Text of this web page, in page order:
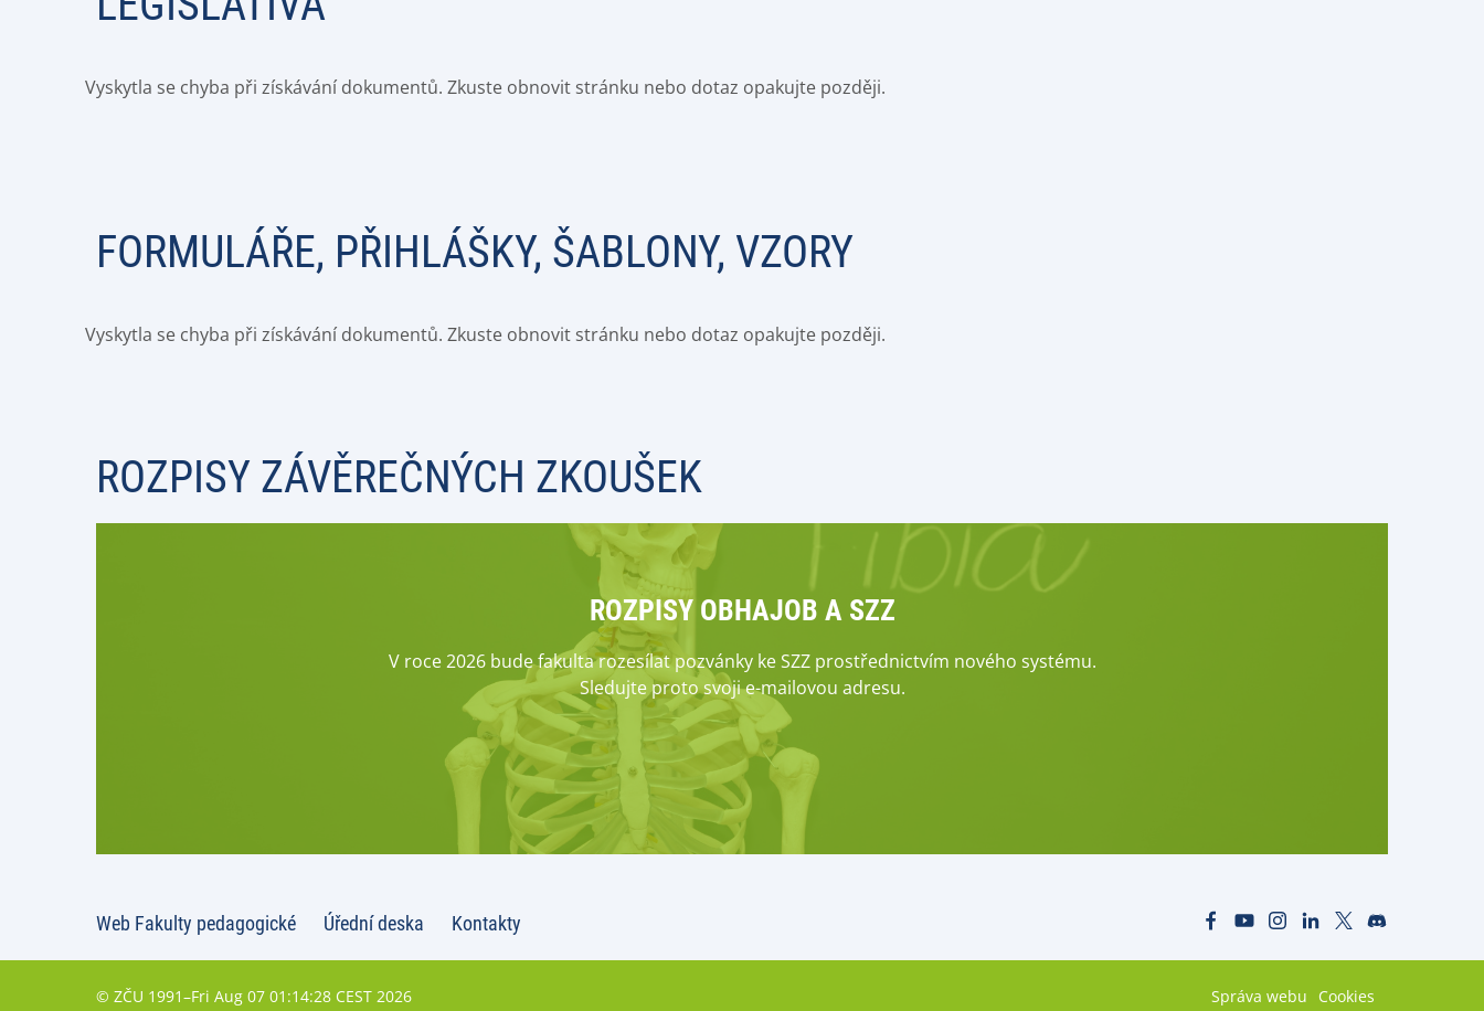
Vyskytla se chyba při získávání dokumentů. Zkuste obnovit stránku nebo dotaz opakujte později.
FORMULÁŘE, PŘIHLÁŠKY, ŠABLONY, VZORY
Vyskytla se chyba při získávání dokumentů. Zkuste obnovit stránku nebo dotaz opakujte později.
ROZPISY ZÁVĚREČNÝCH ZKOUŠEK
ROZPISY OBHAJOB A SZZ
V roce 2026 bude fakulta rozesílat pozvánky ke SZZ prostřednictvím nového systému.
Sledujte proto svoji e-mailovou adresu.
Web Fakulty pedagogické Úřední deska Kontakty
© ZČU 1991–Fri Aug 07 01:14:28 CEST 2026 Správa webu Cookies